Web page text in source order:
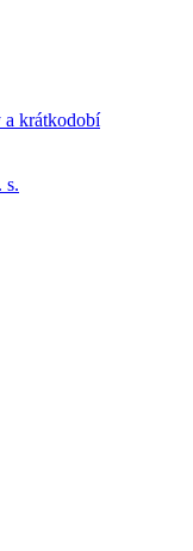
krátkodobí
s.